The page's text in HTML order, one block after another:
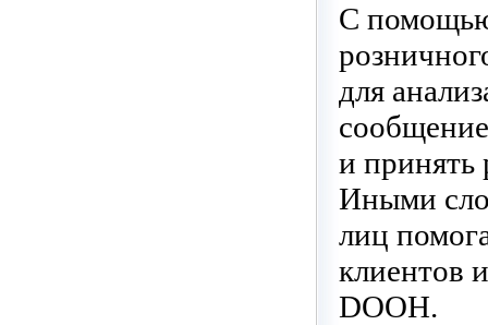
С помощью
для
и принять
Иными
лиц
клиентов
DOOH.